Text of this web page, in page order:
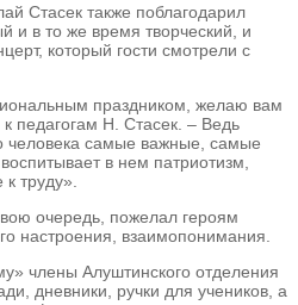
Стасек также поблагодарил
и в то же время творческий, и
который гости смотрели с
праздником, желаю вам
педагогам Н. Стасек. – Ведь
человека самые важные, самые
в нем патриотизм,
труду».
очередь, пожелал героям
настроения, взаимопонимания.
члены Алуштинского отделения
дневники, ручки для учеников, а